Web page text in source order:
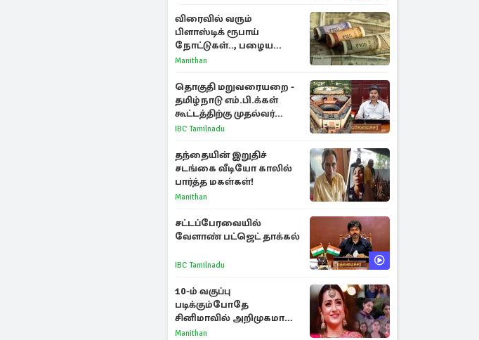
விரைவில் வரும்
பிளாஸ்டிக் ரூபாய்
நோட்டுகள்.., பழைய
காகித நோட்டுகள்
Manithan
தொகுதி மறுவரையறை -
தமிழ்நாடு எம்.பி.க்கள்
கூட்டத்திற்கு முதல்வர்
விஜய் அழைப்பு
IBC Tamilnadu
தந்தையின் இறுதிச்
சடங்கை வீடியோ காலில்
பார்த்த மகள்கள்!
Manithan
சட்டப்பேரவையில்
வேளாண் பட்ஜெட் தாக்கல்
IBC Tamilnadu
10-ம் வகுப்பு
படிக்கும்போதே
சினிமாவில் அறிமுகமான
த்ரிஷா! உண்மையை
Manithan